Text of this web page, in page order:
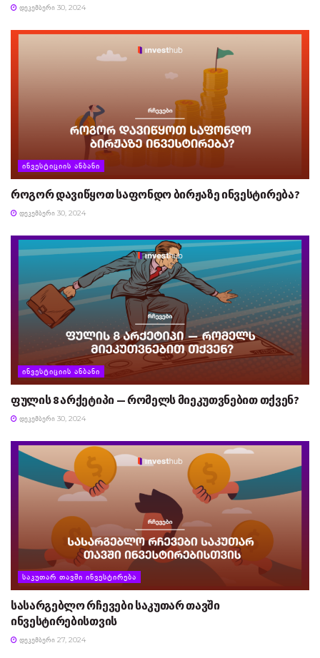
ᲓᲔᲙᲔᲛᲑᲔᲠᲘ 30, 2024
ᲘᲜᲕᲔᲡᲢᲘᲪᲘᲘᲡ ᲐᲜᲑᲐᲜᲘ
როგორ დავიწყოთ საფონდო ბირჟაზე ინვესტირება?
ᲓᲔᲙᲔᲛᲑᲔᲠᲘ 30, 2024
ᲘᲜᲕᲔᲡᲢᲘᲪᲘᲘᲡ ᲐᲜᲑᲐᲜᲘ
ფულის 8 არქეტიპი — რომელს მიეკუთვნებით თქვენ?
ᲓᲔᲙᲔᲛᲑᲔᲠᲘ 30, 2024
ᲡᲐᲙᲣᲗᲐᲠ ᲗᲐᲕᲨᲘ ᲘᲜᲕᲔᲡᲢᲘᲠᲔᲑᲐ
სასარგებლო რჩევები საკუთარ თავში
ინვესტირებისთვის
ᲓᲔᲙᲔᲛᲑᲔᲠᲘ 27, 2024